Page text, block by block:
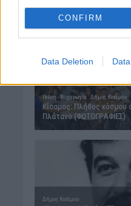
CONFIRM
Data Deletion